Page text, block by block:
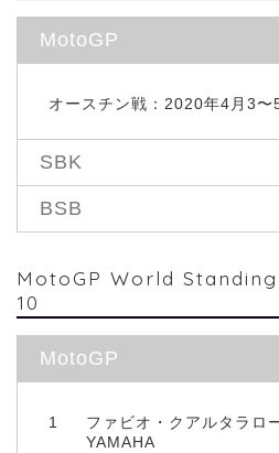
MotoGP
オースチン戦：2020年4月3
SBK
BSB
MotoGP World
10
MotoGP
1
ファビオ・クアルタラロ
YAMAHA